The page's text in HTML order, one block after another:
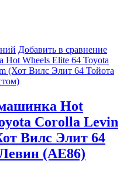
Добавить в сравнение
Hot
Corolla Levin
Вилс Элит 64
(АЕ86)